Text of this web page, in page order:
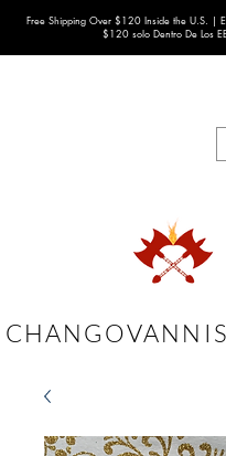
Free Shipping Over $120 Inside the U.S. |
$120 solo Dentro De Los